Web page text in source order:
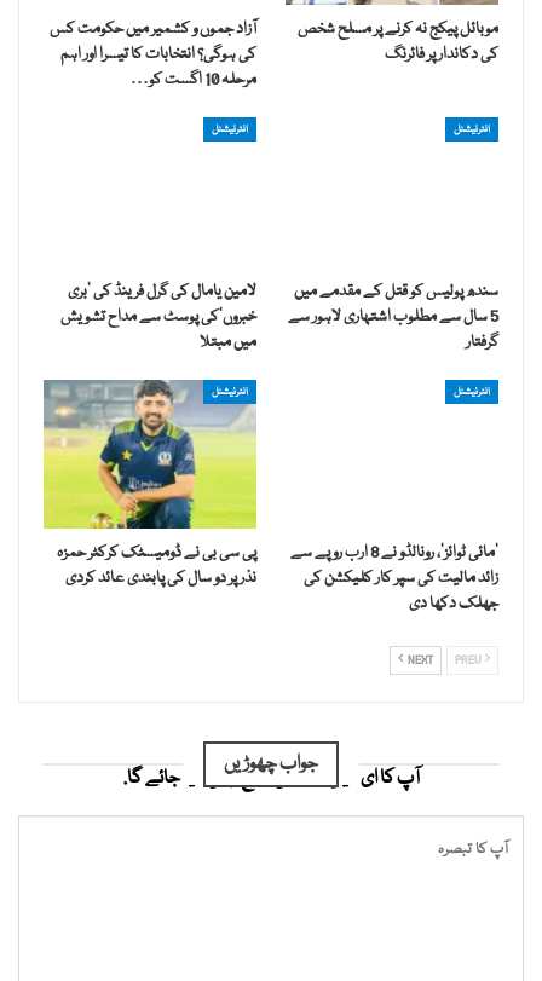
موبائل پیکج نہ کرنے پر مسلح شخص
کی دکاندار پر فائرنگ
آزاد جموں و کشمیر میں حکومت کس
کی ہوگی؟ انتخابات کا تیسرا اور اہم
مرحلہ 10 اگست کو…
انٹرنیشنل
سندھ پولیس کو قتل کے مقدمے میں
5 سال سے مطلوب اشتہاری لاہور سے
گرفتار
انٹرنیشنل
لامین یامال کی گرل فرینڈ کی ’بری
خبروں‘کی پوسٹ سے مداح تشویش
میں مبتلا
انٹرنیشنل
’مائی ٹوائز‘، رونالڈو نے 8 ارب روپے سے
زائد مالیت کی سپر کار کلیکشن کی
جھلک دکھا دی
انٹرنیشنل
پی سی بی نے ڈومیسٹک کرکٹر حمزہ
نذر پر دو سال کی پابندی عائد کردی
NEXT
جواب چھوڑیں
آپ کا ای میل ایڈریس شائع نہیں کیا جائے گا.